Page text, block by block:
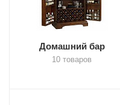
Домашний бар
10 товаров